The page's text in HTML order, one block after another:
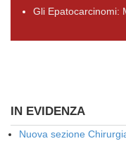
Gli Epatocarcinomi:
IN EVIDENZA
Nuova sezione